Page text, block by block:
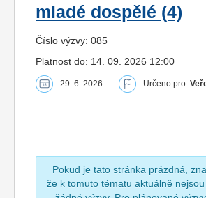
mladé dospělé (4)
Číslo výzvy: 085
Platnost do: 14. 09. 2026 12:00
29. 6. 2026 Určeno pro:
Pokud je tato stránka prázdná,
že k tomuto tématu aktuálně